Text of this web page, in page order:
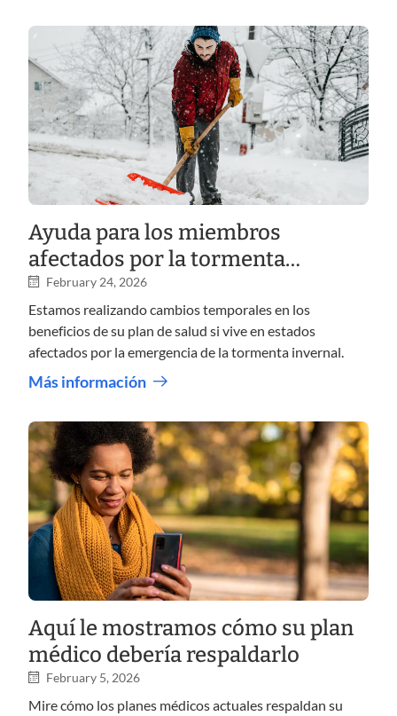
Ayuda para los miembros
afectados por la tormenta
invernal
February 24, 2026
Estamos realizando cambios temporales en los
beneficios de su plan de salud si vive en estados
afectados por la emergencia de la tormenta invernal.
Más información
Aquí le mostramos cómo su plan
médico debería respaldarlo
February 5, 2026
Mire cómo los planes médicos actuales respaldan su